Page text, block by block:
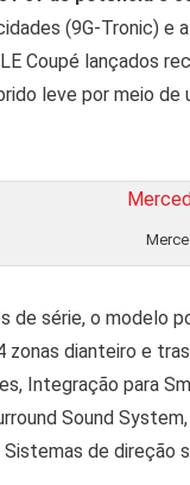
(9G-Tronic) e
Coupé lançados
leve por meio
de série, o modelo
zonas dianteiro e
Integração para
Sound
de direção